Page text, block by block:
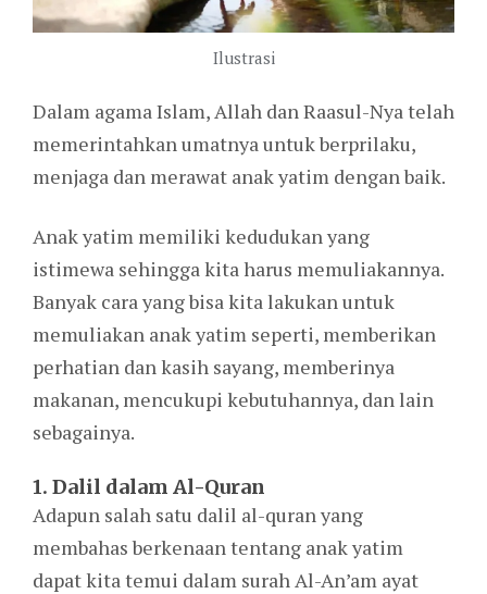
Ilustrasi
Dalam agama Islam, Allah dan Raasul-Nya telah
memerintahkan umatnya untuk berprilaku,
menjaga dan merawat anak yatim dengan baik.
Anak yatim memiliki kedudukan yang
istimewa sehingga kita harus memuliakannya.
Banyak cara yang bisa kita lakukan untuk
memuliakan anak yatim seperti, memberikan
perhatian dan kasih sayang, memberinya
makanan, mencukupi kebutuhannya, dan lain
sebagainya.
1. Dalil dalam Al-Quran
Adapun salah satu dalil al-quran yang
membahas berkenaan tentang anak yatim
dapat kita temui dalam surah Al-An’am ayat